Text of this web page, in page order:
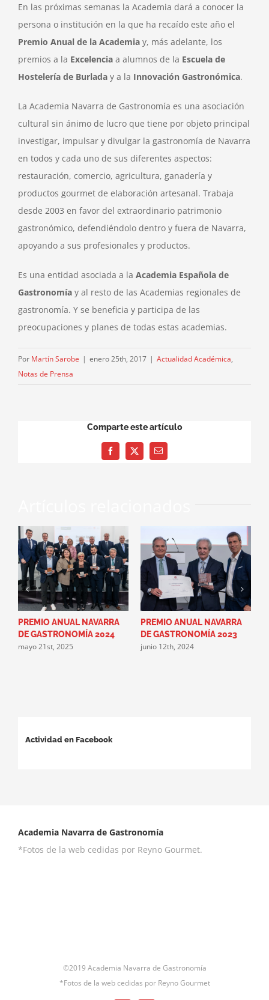
En las próximas semanas la Academia dará a conocer la
persona o institución en la que ha recaído este año el
Premio Anual de la Academia y, más adelante, los
premios a la Excelencia a alumnos de la Escuela de
Hostelería de Burlada y a la Innovación Gastronómica.
La Academia Navarra de Gastronomía es una asociación
cultural sin ánimo de lucro que tiene por objeto principal
investigar, impulsar y divulgar la gastronomía de Navarra
en todos y cada uno de sus diferentes aspectos:
restauración, comercio, agricultura, ganadería y
productos gourmet de elaboración artesanal. Trabaja
desde 2003 en favor del extraordinario patrimonio
gastronómico, defendiéndolo dentro y fuera de Navarra,
apoyando a sus profesionales y productos.
Es una entidad asociada a la Academia Española de
Gastronomía y al resto de las Academias regionales de
gastronomía. Y se beneficia y participa de las
preocupaciones y planes de todas estas academias.
Por Martín Sarobe | enero 25th, 2017 | Actualidad Académica,
Notas de Prensa
Comparte este artículo
Facebook
X
Correo
electrónico
PREMIO ANUAL NAVARRA
DE GASTRONOMÍA 2024
mayo 21st, 2025
PREMIO ANUAL NAVARRA
DE GASTRONOMÍA 2023
junio 12th, 2024
Actividad en Facebook
Academia Navarra de Gastronomía
*Fotos de la web cedidas por Reyno Gourmet.
©2019 Academia Navarra de Gastronomía
*Fotos de la web cedidas por Reyno Gourmet